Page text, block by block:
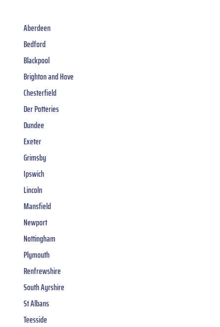
Aberdeen
Bedford
Blackpool
Brighton and Hove
Chesterfield
Der Potteries
Dundee
Exeter
Grimsby
Ipswich
Lincoln
Mansfield
Newport
Nottingham
Plymouth
Renfrewshire
South Ayrshire
St Albans
Teesside